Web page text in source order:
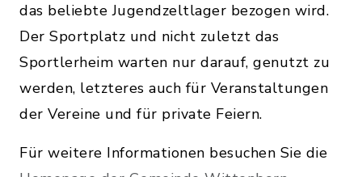
das beliebte Jugendzeltlager bezogen wird.
Der Sportplatz und nicht zuletzt das
Sportlerheim warten nur darauf, genutzt zu
werden, letzteres auch für Veranstaltungen
der Vereine und für private Feiern.
Für weitere Informationen besuchen Sie die